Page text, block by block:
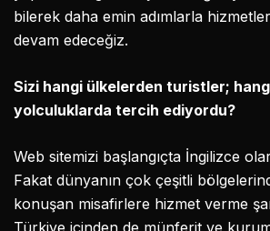
bilerek daha emin adımlarla
devam edeceğiz.
Sizi hangi ülkelerden turistler;
yolculuklarda tercih ediyordu?
Web sitemizi başlangıçta İngilizce
Fakat dünyanın çok çeşitli
konuşan misafirlere hizmet verme
Türkiye içinden de münferit ve